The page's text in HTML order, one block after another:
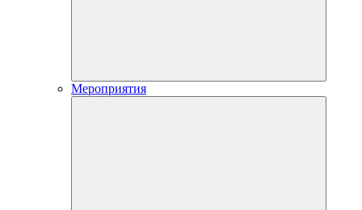
Мероприятия